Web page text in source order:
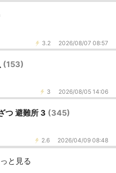
3.2 2026/08/07 08:57
(153)
3 2026/08/05 14:06
つ 避難所 3 (345)
2.6 2026/04/09 08:48
と見る